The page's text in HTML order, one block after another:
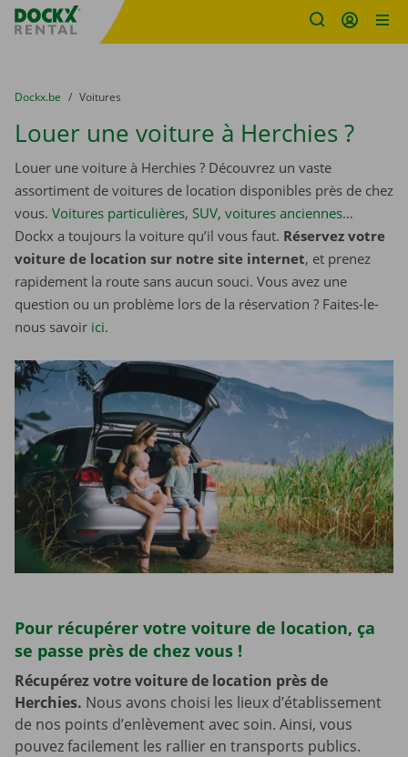
sitename
You are here:
du
Dockx.be to
Voitures
Louer une voiture à Herchies ?
Louer une voiture à Herchies ? Découvrez un vaste
assortiment de voitures de location disponibles près de chez
vous. Voitures particulières, SUV, voitures anciennes…
Dockx a toujours la voiture qu’il vous faut. Réservez votre
voiture de location sur notre site internet, et prenez
rapidement la route sans aucun souci. Vous avez une
question ou un problème lors de la réservation ? Faites-le-
nous savoir ici.
Pour récupérer votre voiture de location, ça
se passe près de chez vous !
Récupérez votre voiture de location près de
Herchies. Nous avons choisi les lieux d’établissement
de nos points d’enlèvement avec soin. Ainsi, vous
pouvez facilement les rallier en transports publics.